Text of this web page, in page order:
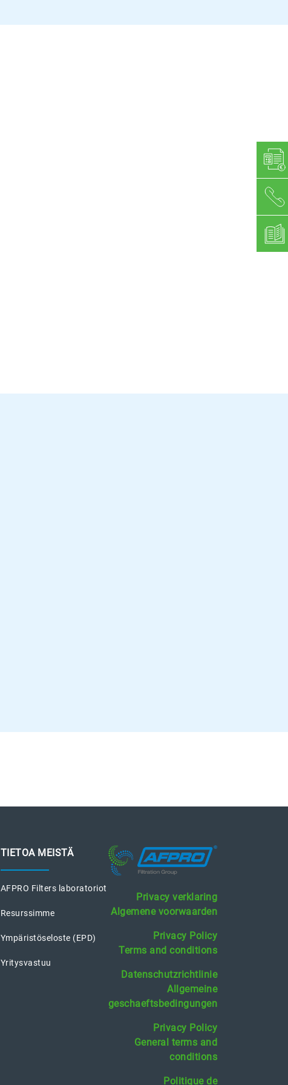
TIETOA MEISTÄ
AFPRO Filters laboratoriot
Resurssimme
Ympäristöseloste (EPD)
Yritysvastuu
Privacy verklaring
Algemene voorwaarden
Privacy Policy
Terms and conditions
Datenschutzrichtlinie
Allgemeine
geschaeftsbedingungen
Privacy Policy
General terms and
conditions
Politique de